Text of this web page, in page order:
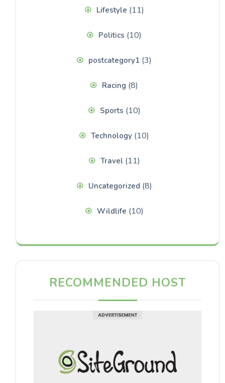
Lifestyle (11)
Politics (10)
postcategory1 (3)
Racing (8)
Sports (10)
Technology (10)
Travel(11)
Uncategorized (8)
Wildlife (10)
RECOMMENDED HOST